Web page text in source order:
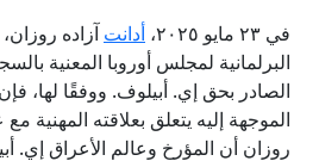
في ٢٣ مايو ٢٠٢٥،
أدانت آزاده
البرلمانية لمجلس أوروبا المعنية
الصادر بحق إي. أبيلوف. ووفقًا لها،
الموجهة إليه يتعلق بعلاقته المهنية
روزان أن المؤرخ وعالم الأعراق إي.